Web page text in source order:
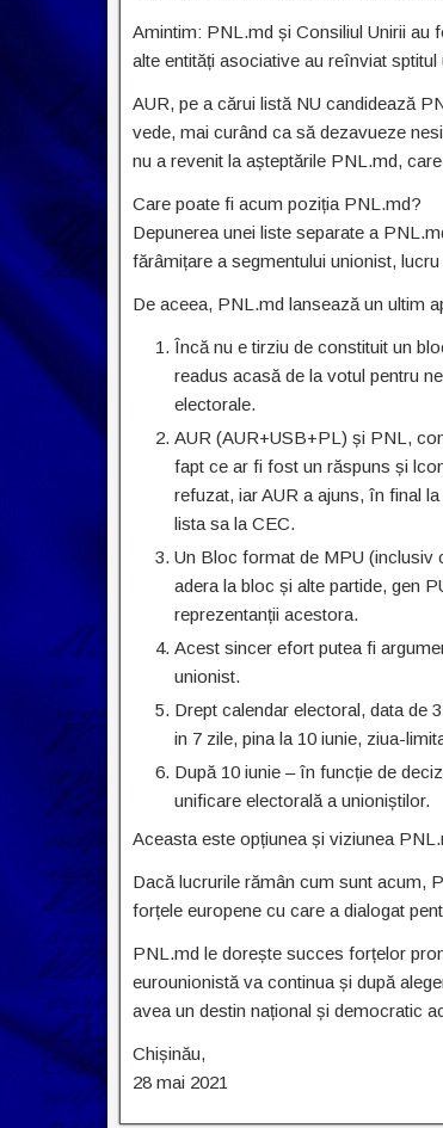
Amintim: PNL.md și Consiliul Unirii au
alte entități asociative au reînviat
AUR, pe a cărui listă NU candidează
vede, mai curând ca să dezavueze
nu a revenit la așteptările PNL.md,
Care poate fi acum poziția PNL.md?
Depunerea unei liste separate a
fărâmițare a segmentului unionist,
De aceea, PNL.md lansează un ultim
Încă nu e tirziu de constituit un
readus acasă de la votul pentru
electorale.
AUR (AUR+USB+PL) și PNL,
fapt ce ar fi fost un răspuns și
refuzat, iar AUR a ajuns, în final
lista sa la CEC.
Un Bloc format de MPU (inclusiv
adera la bloc și alte partide, gen
reprezentanții acestora.
Acest sincer efort putea fi
unionist.
Drept calendar electoral, data de
in 7 zile, pina la 10 iunie, ziua-
După 10 iunie – în funcție de
unificare electorală a unioniștilor.
Aceasta este opțiunea și viziunea
Dacă lucrurile rămân cum sunt acum,
forțele europene cu care a dialogat
PNL.md le dorește succes forțelor
eurounionistă va continua și după
avea un destin național și democratic
Chișinău,
28 mai 2021